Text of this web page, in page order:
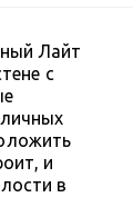
Лайт
с
и
в